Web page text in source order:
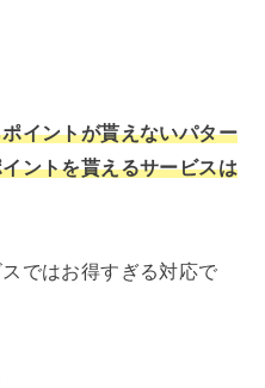
イントが貰えないパター
ントを貰えるサービスは
ではお得すぎる対応で